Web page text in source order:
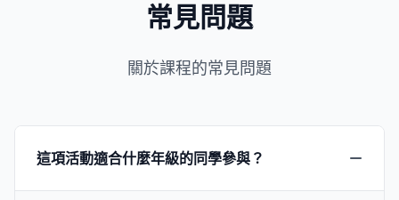
常見問題
關於課程的常見問題
這項活動適合什麼年級的同學參與？